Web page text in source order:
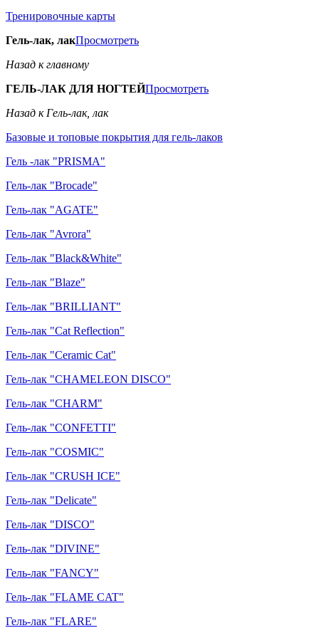
Тренировочные карты
Гель-лак, лакПросмотреть
Назад к главному
ГЕЛЬ-ЛАК ДЛЯ НОГТЕЙПросмотреть
Назад к Гель-лак, лак
Базовые и топовые покрытия для гель-лаков
Гель -лак "PRISMA"
Гель-лак "Brocade"
Гель-лак "AGATE"
Гель-лак "Avrora"
Гель-лак "Black&White"
Гель-лак "Blaze"
Гель-лак "BRILLIANT"
Гель-лак "Cat Reflection"
Гель-лак "Ceramic Cat"
Гель-лак "CHAMELEON DISCO"
Гель-лак "CHARM"
Гель-лак "CONFETTI"
Гель-лак "COSMIC"
Гель-лак "CRUSH ICE"
Гель-лак "Delicate"
Гель-лак "DISCO"
Гель-лак "DIVINE"
Гель-лак "FANCY"
Гель-лак "FLAME CAT"
Гель-лак "FLARE"